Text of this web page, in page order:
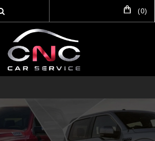
(0)
DỊCH VỤ SẢN PHẨM